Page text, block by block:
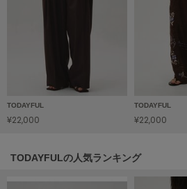
ルコックスポルティフ
レスポートサック
LILY BROWN
リリーブラウン
LILY BROWN Lingerie
リリーブラウンランジェリー
LITTLE UNION TOKYO
リトルユニオン トウキョウ
TODAYFUL
¥22,000
TODAYFUL
¥22,000
TODAYFULの人気ランキング